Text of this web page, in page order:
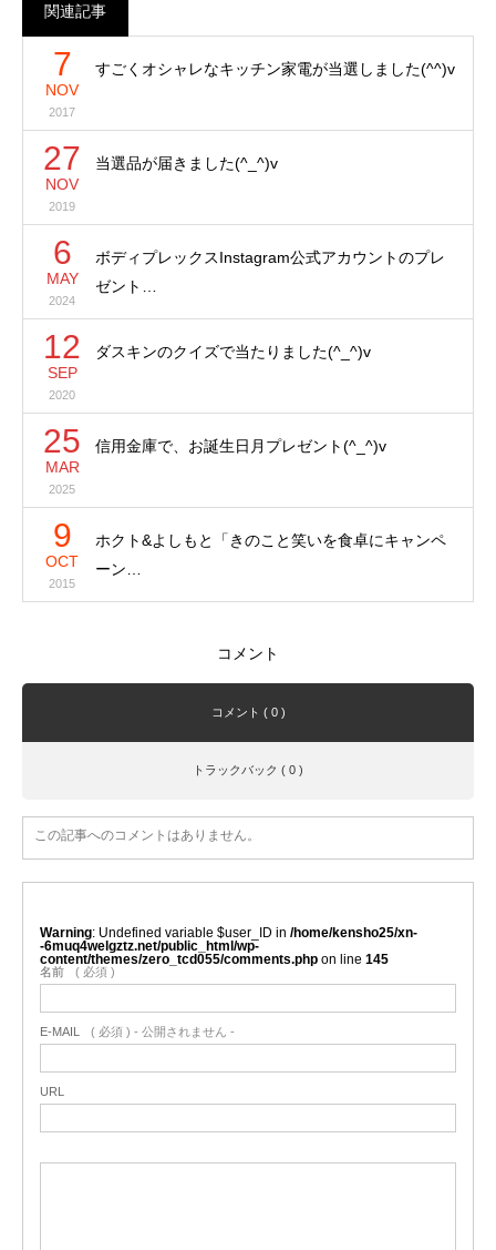
関連記事
7
NOV
2017
すごくオシャレなキッチン家電が当選しました(^^)v
27
NOV
2019
当選品が届きました(^_^)v
6
MAY
2024
ボディプレックスInstagram公式アカウントのプレ
ゼント…
12
SEP
2020
ダスキンのクイズで当たりました(^_^)v
25
MAR
2025
信用金庫で、お誕生日月プレゼント(^_^)v
9
OCT
2015
ホクト&よしもと「きのこと笑いを食卓にキャンペ
ーン…
コメント
コメント ( 0 )
トラックバック ( 0 )
この記事へのコメントはありません。
Warning : Undefined variable $user_ID in /home/kensho25/xn-
-6muq4welgztz.net/public_html/wp-
content/themes/zero_tcd055/comments.php on line 145
名前 ( 必須 )
E-MAIL ( 必須 ) - 公開されません -
URL